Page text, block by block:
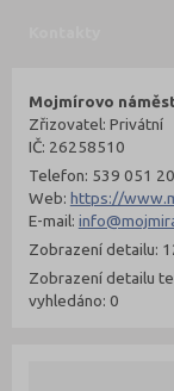
Mojmírovo
Zřizovatel: Privátní
IČ: 26258510
Telefon: 539 051
Web: https://
E-mail:
Zobrazení detailu:
Zobrazení detailu
vyhledáno: 0